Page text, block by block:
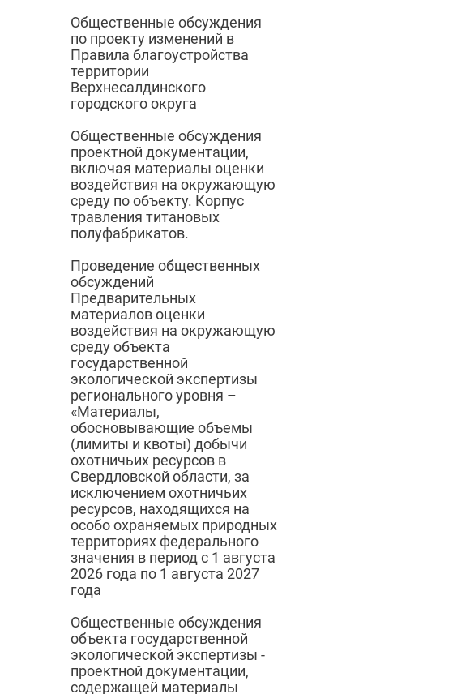
Общественные обсуждения
по проекту изменений в
Правила благоустройства
территории
Верхнесалдинского
городского округа
Общественные обсуждения
проектной документации,
включая материалы оценки
воздействия на окружающую
среду по объекту. Корпус
травления титановых
полуфабрикатов.
Проведение общественных
обсуждений
Предварительных
материалов оценки
воздействия на окружающую
среду объекта
государственной
экологической экспертизы
регионального уровня –
«Материалы,
обосновывающие объемы
(лимиты и квоты) добычи
охотничьих ресурсов в
Свердловской области, за
исключением охотничьих
ресурсов, находящихся на
особо охраняемых природных
территориях федерального
значения в период с 1 августа
2026 года по 1 августа 2027
года
Общественные обсуждения
объекта государственной
экологической экспертизы -
проектной документации,
содержащей материалы